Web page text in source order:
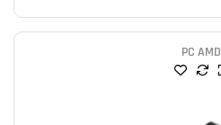
PC AMD